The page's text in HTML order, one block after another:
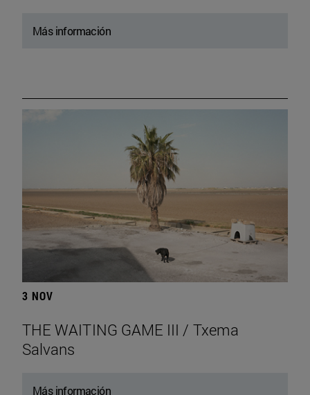
Más información
3 NOV
THE WAITING GAME III / Txema
Salvans
Más información